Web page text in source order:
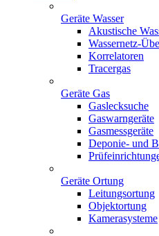
Geräte Wasser
Akustische
Wassernetz-
Korrelatoren
Tracergas
Geräte Gas
Gaslecksuche
Gaswarngeräte
Gasmessgeräte
Deponie- und
Geräte Ortung
Leitungsortung
Objektortung
Kamerasysteme